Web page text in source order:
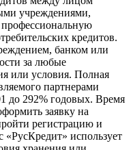
учреждениями,
кредитов.
банком или
за любые
или условия. Полная
партнерами
до 292% годовых. Время
заявку на
регистрацию и
использует